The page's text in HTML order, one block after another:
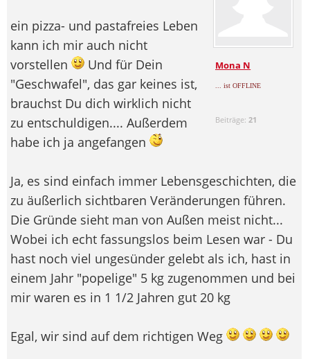
Mona N
... ist OFFLINE
Beiträge: 21
ein pizza- und pastafreies Leben
kann ich mir auch nicht
vorstellen
Und für Dein
"Geschwafel", das gar keines ist,
brauchst Du dich wirklich nicht
zu entschuldigen.... Außerdem
habe ich ja angefangen
Ja, es sind einfach immer Lebensgeschichten, die
zu äußerlich sichtbaren Veränderungen führen.
Die Gründe sieht man von Außen meist nicht...
Wobei ich echt fassungslos beim Lesen war - Du
hast noch viel ungesünder gelebt als ich, hast in
einem Jahr "popelige" 5 kg zugenommen und bei
mir waren es in 1 1/2 Jahren gut 20 kg
Egal, wir sind auf dem richtigen Weg